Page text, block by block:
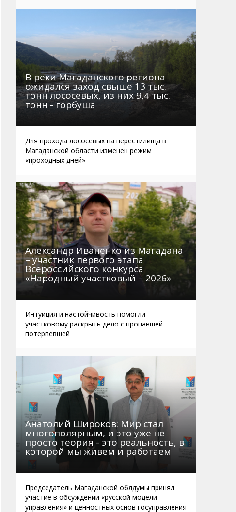
Автобусы Магадан – Аэропорт
Таблица приливов отливов
Не мусорить
Браконьеры
В реки Магаданского региона
ожидался заход свыше 13 тыс.
тонн лососевых, из них 9,4 тыс.
тонн - горбуша
Для прохода лососевых на нерестилища в
Магаданской области изменен режим
«проходных дней»
Александр Иваненко из Магадана
– участник первого этапа
Всероссийского конкурса
«Народный участковый – 2026»
Интуиция и настойчивость помогли
участковому раскрыть дело с пропавшей
потерпевшей
Анатолий Широков: Мир стал
многополярным, и это уже не
просто теория - это реальность, в
которой мы живем и работаем
Председатель Магаданской облдумы принял
участие в обсуждении «русской модели
управления» и ценностных основ госуправления